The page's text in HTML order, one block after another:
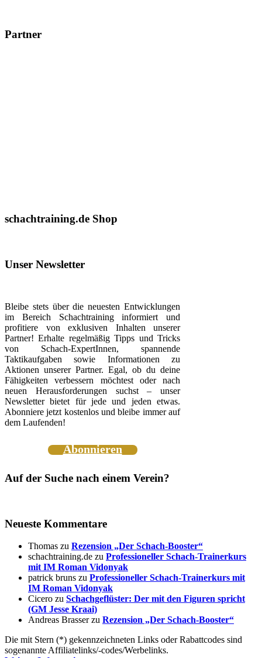
Partner
schachtraining.de Shop
Unser Newsletter
Bleibe stets über die neuesten Entwicklungen
im Bereich Schachtraining informiert und
profitiere von exklusiven Inhalten unserer
Partner! Erhalte regelmäßig Tipps und Tricks
von Schach-ExpertInnen, spannende
Taktikaufgaben sowie Informationen zu
Aktionen unserer Partner. Egal, ob du deine
Fähigkeiten verbessern möchtest oder nach
neuen Herausforderungen suchst – unser
Newsletter bietet für jede und jeden etwas.
Abonniere jetzt kostenlos und bleibe immer auf
dem Laufenden!
Abonnieren
Auf der Suche nach einem Verein?
Neueste Kommentare
Thomas zu Rezension „Der Schach-Booster“
schachtraining.de zu Professioneller Schach-Trainerkurs
mit IM Roman Vidonyak
patrick bruns zu Professioneller Schach-Trainerkurs mit
IM Roman Vidonyak
Cicero zu Schachgeflüster: Der mit den Figuren spricht
(GM Jesse Kraai)
Andreas Brasserzu Rezension „Der Schach-Booster“
Die mit Stern (*) gekennzeichneten Links oder Rabattcodes sind
sogenannte Affiliatelinks/-codes/Werbelinks.